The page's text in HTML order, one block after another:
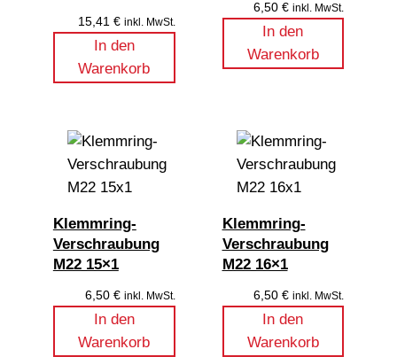
15,41 € inkl. MwSt.
In den
Warenkorb
6,50€ inkl. MwSt.
In den
Warenkorb
Klemmring-
Verschraubung
M22 15×1
6,50 € inkl. MwSt.
In den
Warenkorb
Klemmring-
Verschraubung
M22 16×1
6,50€ inkl. MwSt.
In den
Warenkorb